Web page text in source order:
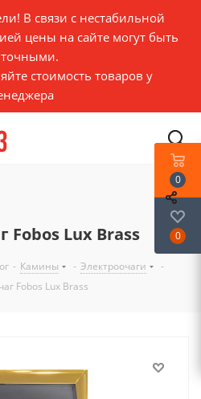
В связи с нестабильной
цены на сайте могут быть
стоимость товаров у
Fobos Lux Brass
- Камины - Электроочаги
-
Fobos Lux Brass
0
0